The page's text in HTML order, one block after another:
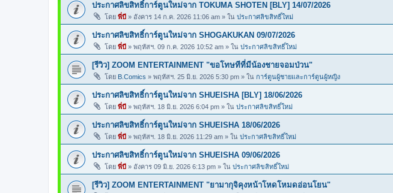
ประกาศลิขสิทธิ์การ์ตูนใหม่จาก TOKUMA SHOTEN [BLY] 14/07/2026
โดย พี่บี » อังคาร 14 ก.ค. 2026 11:06 am » ใน ประกาศลิขสิทธิ์ใหม่
ประกาศลิขสิทธิ์การ์ตูนใหม่จาก SHOGAKUKAN 09/07/2026
โดย พี่บี » พฤหัสฯ. 09 ก.ค. 2026 10:52 am » ใน ประกาศลิขสิทธิ์ใหม่
[รีวิว] ZOOM ENTERTAINMENT "ขอโทษทีที่มีน้องชายจอมป่วน"
โดย B.Comics » พฤหัสฯ. 25 มิ.ย. 2026 5:30 pm » ใน การ์ตูนผู้ชายและการ์ตูนผู้หญิง
ประกาศลิขสิทธิ์การ์ตูนใหม่จาก SHUEISHA [BLY] 18/06/2026
โดย พี่บี » พฤหัสฯ. 18 มิ.ย. 2026 6:04 pm » ใน ประกาศลิขสิทธิ์ใหม่
ประกาศลิขสิทธิ์การ์ตูนใหม่จาก SHUEISHA 18/06/2026
โดย พี่บี » พฤหัสฯ. 18 มิ.ย. 2026 11:29 am » ใน ประกาศลิขสิทธิ์ใหม่
ประกาศลิขสิทธิ์การ์ตูนใหม่จาก SHUEISHA 09/06/2026
โดย พี่บี » อังคาร 09 มิ.ย. 2026 6:13 pm » ใน ประกาศลิขสิทธิ์ใหม่
[รีวิว] ZOOM ENTERTAINMENT "ยามากุจิคุงหน้าโหดโหมดอ่อนโยน"